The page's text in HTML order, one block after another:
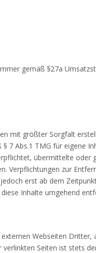
gemäß §27a
mit größter Sorgfalt
7 Abs.1 TMG für eigene
übermittelte oder
Verpflichtungen zur
erst ab dem
Inhalte umgehend
Webseiten
verlinkten Seiten ist stets